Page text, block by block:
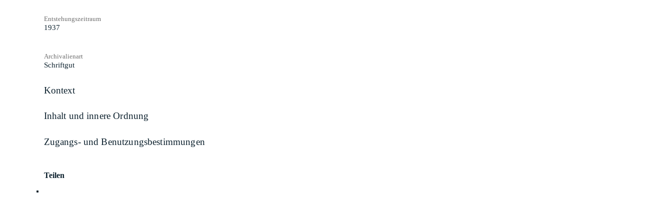
Entstehungszeitraum
1937
Archivalienart
Schriftgut
Kontext
Inhalt und innere Ordnung
Zugangs- und Benutzungsbestimmungen
Teilen